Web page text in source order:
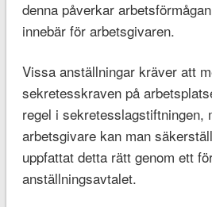
denna påverkar
innebär för arbetsgivaren.
Vissa anställningar kräver att
sekretesskraven på
regel i sekretesslagstiftningen,
arbetsgivare kan man
uppfattat detta rätt genom ett
anställningsavtalet.